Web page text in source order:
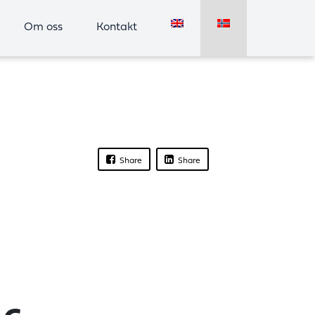
Om oss Kontakt
Share Share